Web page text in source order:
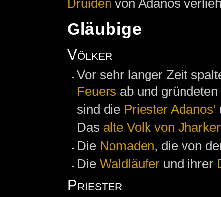
Druiden von Adanos
Gläubige
Völker
Vor sehr langer Zeit
Feuers ab und
sind die Priester Adanos'
Das alte Volk von
Die Nomaden, die von
Die Waldläufer und ihrer
Priester